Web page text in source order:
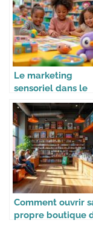
Le marketing
sensoriel dans le
monde du jouet
Comment ouvrir
propre boutique